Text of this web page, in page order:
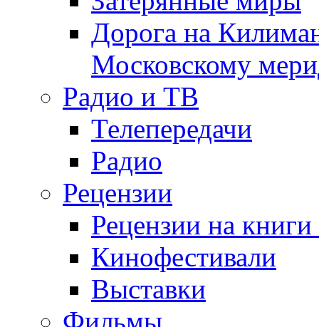
Дорога на
Московскому
Радио и ТВ
Телепередачи
Радио
Рецензии
Рецензии на
Кинофестивали
Выставки
Фильмы